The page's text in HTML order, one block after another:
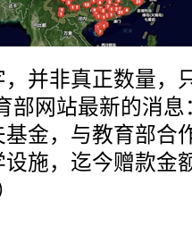
，并非真正数量，
部网站最新的消息
金，与教育部合
施，迄今赠款金